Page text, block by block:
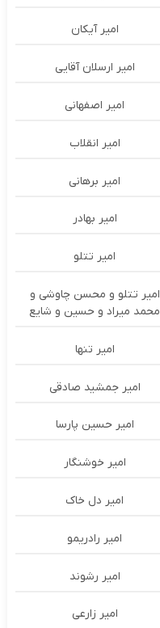
امیر آیکان
امیر ارسلان آقایی
امیر اصفهانی
امیر انقلاب
امیر برهانی
امیر بهادر
امیر تتلو
امیر تتلو و محسن چاوشی و
محمد میراد و حسین و شایع
امیر تنها
امیر جمشید صادقی
امیر حسین پارسا
امیر خوشنگار
امیر دل خاک
امیر رادریمو
امیر رشوند
امیر زارعی